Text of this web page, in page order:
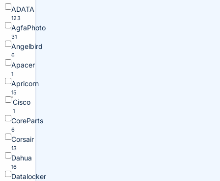
ADATA
123
AgfaPhoto
31
Angelbird
6
Apacer
1
Apricorn
15
Cisco
1
CoreParts
6
Corsair
13
Dahua
16
Datalocker